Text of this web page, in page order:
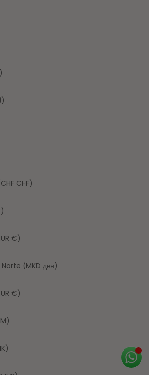
Líbano (LBP ل.ل)
CHF)
€)
(MKD ден)
€)